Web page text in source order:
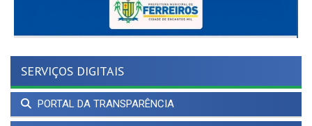
SERVIÇOS DIGITAIS
PORTAL DA TRANSPARÊNCIA